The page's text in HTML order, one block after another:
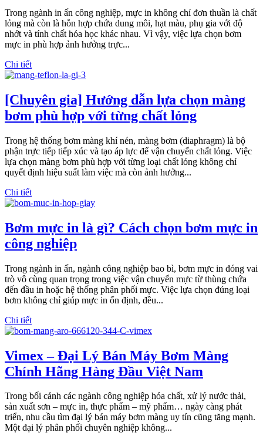
Trong ngành in ấn công nghiệp, mực in không chỉ đơn thuần là chất
lỏng mà còn là hỗn hợp chứa dung môi, hạt màu, phụ gia với độ
nhớt và tính chất hóa học khác nhau. Vì vậy, việc lựa chọn bơm
mực in phù hợp ảnh hưởng trực...
Chi tiết
[Chuyên gia] Hướng dẫn lựa chọn màng
bơm phù hợp với từng chất lỏng
Trong hệ thống bơm màng khí nén, màng bơm (diaphragm) là bộ
phận trực tiếp tiếp xúc và tạo áp lực để vận chuyển chất lỏng. Việc
lựa chọn màng bơm phù hợp với từng loại chất lỏng không chỉ
quyết định hiệu suất làm việc mà còn ảnh hưởng...
Chi tiết
Bơm mực in là gì? Cách chọn bơm mực in
công nghiệp
Trong ngành in ấn, ngành công nghiệp bao bì, bơm mực in đóng vai
trò vô cùng quan trọng trong việc vận chuyển mực từ thùng chứa
đến đầu in hoặc hệ thống phân phối mực. Việc lựa chọn đúng loại
bơm không chỉ giúp mực in ổn định, đều...
Chi tiết
Vimex – Đại Lý Bán Máy Bơm Màng
Chính Hãng Hàng Đầu Việt Nam
Trong bối cảnh các ngành công nghiệp hóa chất, xử lý nước thải,
sản xuất sơn – mực in, thực phẩm – mỹ phẩm… ngày càng phát
triển, nhu cầu tìm đại lý bán máy bơm màng uy tín cũng tăng mạnh.
Một đại lý phân phối chuyên nghiệp không...